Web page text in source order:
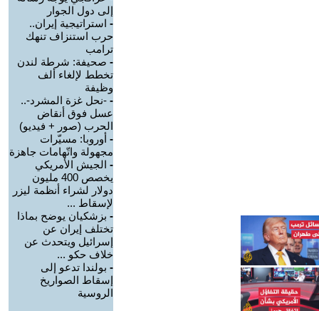
إلى دول الجوار
- استراتيجية إيران..
حرب استنزاف تنهك
ترامب
- صحيفة: شرطة لندن
تخطط لإلغاء ألف
وظيفة
- -نحل غزة المشرد-..
عسل فوق أنقاض
الحرب (صور + فيديو)
- أوروبا: مسيّرات
مجهولة واتّهامات جاهزة
- الجيش الأمريكي
يخصص 400 مليون
دولار لشراء أنظمة ليزر
لإسقاط ...
- بزشكيان يوضح بماذا
تختلف إيران عن
إسرائيل ويتحدث عن
خلاف حكو ...
- بولندا تدعو إلى
إسقاط الصواريخ
الروسية